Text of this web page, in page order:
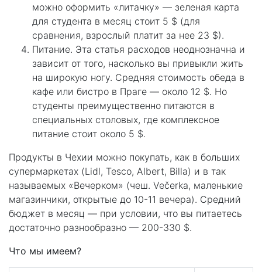
можно оформить «литачку» — зеленая карта
для студента в месяц стоит 5 $ (для
сравнения, взрослый платит за нее 23 $).
Питание. Эта статья расходов неоднозначна и
зависит от того, насколько вы привыкли жить
на широкую ногу. Средняя стоимость обеда в
кафе или бистро в Праге — около 12 $. Но
студенты преимущественно питаются в
специальных столовых, где комплексное
питание стоит около 5 $.
Продукты в Чехии можно покупать, как в больших
супермаркетах (Lidl, Tesco, Albert, Billa) и в так
называемых «Вечерком» (чеш. Večerka, маленькие
магазинчики, открытые до 10-11 вечера). Средний
бюджет в месяц — при условии, что вы питаетесь
достаточно разнообразно — 200-330 $.
Что мы имеем?